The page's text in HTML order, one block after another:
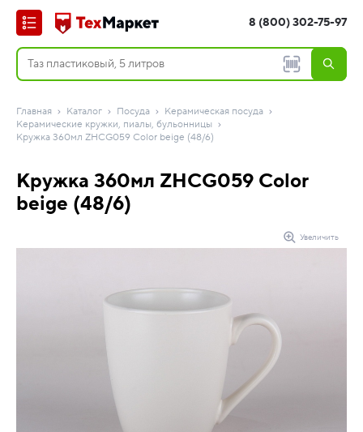
8 (800) 302-75-97
Главная Каталог Посуда
Керамическая посуда
Керамические кружки, пиалы, бульонницы
Кружка 360мл ZHCG059 Color beige (48/6)
Кружка 360мл ZHCG059 Color
beige (48/6)
Увеличить